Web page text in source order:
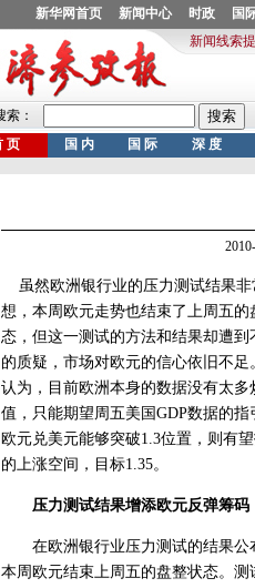
虽然欧洲银行业的压力测试结果非
想，本周欧元走势也结束了上周五的
态，但这一测试的方法和结果却遭到
的质疑，市场对欧元的信心依旧不足
认为，目前欧洲本身的数据没有太多
值，只能期望周五美国GDP数据的指
欧元兑美元能够突破1.3位置，则有
的上涨空间，目标1.35。
压力测试结果增添欧元反弹筹码
在欧洲银行业压力测试的结果公
本周欧元结束上周五的盘整状态。测